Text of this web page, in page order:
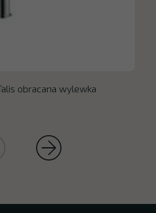
obracana wylewka